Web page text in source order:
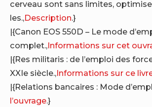
cerveau sont sans limites,
les.,Description.}
|{Canon EOS 550D – Le mode
complet.,Informations sur cet
|{Res militaris : de l’emploi des
XXIe siècle.,Informations sur ce
|{Relations bancaires : Mode
l’ouvrage.}